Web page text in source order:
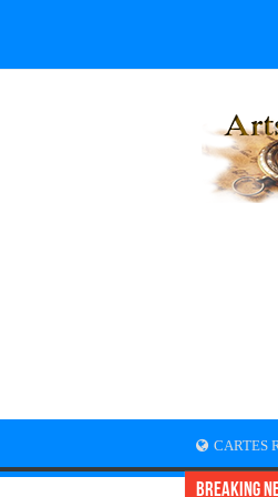
CARTES
Breaking